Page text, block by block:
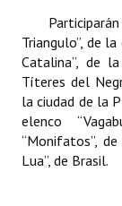
Triangulo”, de
Catalina”, de
Títeres del
la ciudad de la
elenco
“Monifatos”,
Lua”, de Brasil.